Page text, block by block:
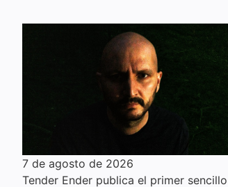
7 de agosto de 2026
Tender Ender publica el primer sencillo